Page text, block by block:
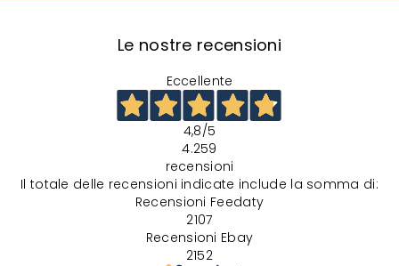
Le nostre recensioni
Eccellente
4,8/5
4.259
recensioni
Il totale delle recensioni indicate include la somma di:
Recensioni Feedaty
2107
Recensioni Ebay
2152